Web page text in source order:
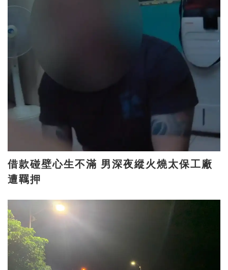
借款碰壁心生不滿 男深夜縱火燒太保工廠
遭羈押